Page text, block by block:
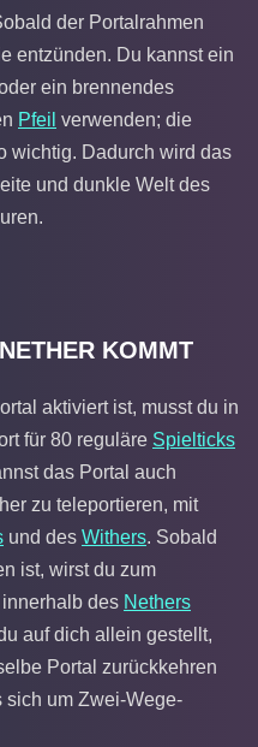
der Portalrahmen
entzünden. Du kannst ein
ein brennendes
Pfeil verwenden; die
wichtig. Dadurch wird das
und dunkle Welt des
KOMMT
aktiviert ist, musst du in
für 80 reguläre Spielticks
das Portal auch
zu teleportieren, mit
und des Withers. Sobald
ist, wirst du zum
des Nethers
auf dich allein gestellt,
Portal zurückkehren
sich um Zwei-Wege-